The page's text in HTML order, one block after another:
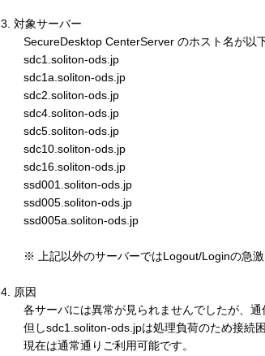
3. 対象サーバー
SecureDesktop CenterServer のホスト名が以
sdc1.soliton-ods.jp
sdc1a.soliton-ods.jp
sdc2.soliton-ods.jp
sdc4.soliton-ods.jp
sdc5.soliton-ods.jp
sdc10.soliton-ods.jp
sdc16.soliton-ods.jp
ssd001.soliton-ods.jp
ssd005.soliton-ods.jp
ssd005a.soliton-ods.jp
※ 上記以外のサーバーではLogout/Loginの急激
4. 原因
各サーバには異常が見られませんでしたが、通
但しsdc1.soliton-ods.jpは処理負荷のため接続
現在は通常通りご利用可能です。